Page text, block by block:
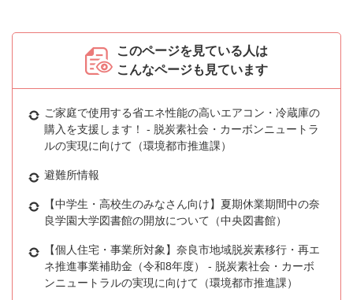
このページを見ている人は
こんなページも見ています
ご家庭で使用する省エネ性能の高いエアコン・冷蔵庫の
購入を支援します！ - 脱炭素社会・カーボンニュートラ
ルの実現に向けて（環境都市推進課）
避難所情報
【中学生・高校生のみなさん向け】夏期休業期間中の奈
良学園大学図書館の開放について（中央図書館）
【個人住宅・事業所対象】奈良市地域脱炭素移行・再エ
ネ推進事業補助金（令和8年度） - 脱炭素社会・カーボ
ンニュートラルの実現に向けて（環境都市推進課）